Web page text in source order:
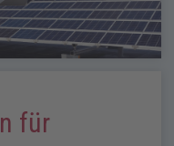
für